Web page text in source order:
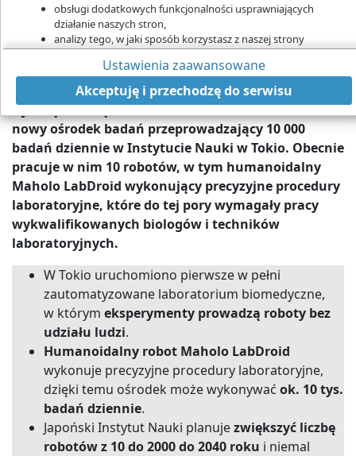
Człowiek będzie projektował badania i analizował wyniki. Robot zajmie się
pracą przy probówkach
Z pozoru to klasyczne laboratorium medyczne.
Z jedną różnicą – nie ma w nim ludzi. Tak działa
nowy ośrodek badań przeprowadzający 10 000
badań dziennie w Instytucie Nauki w Tokio. Obecnie
pracuje w nim 10 robotów, w tym humanoidalny
Maholo LabDroid wykonujący precyzyjne procedury
laboratoryjne, które do tej pory wymagały pracy
wykwalifikowanych biologów i techników
laboratoryjnych.
W Tokio uruchomiono pierwsze w pełni
zautomatyzowane laboratorium biomedyczne,
w którym eksperymenty prowadzą roboty bez
udziału ludzi.
Humanoidalny robot Maholo LabDroid
wykonuje precyzyjne procedury laboratoryjne,
dzięki temu ośrodek może wykonywać ok. 10 tys.
badań dziennie.
Japoński Instytut Nauki planujezwiększyć liczbę
robotów z 10 do 2000 do 2040 roku i niemal
obsługi dodatkowych funkcjonalności usprawniających
działanie naszych stron,
analizy tego, w jaki sposób korzystasz z naszej strony
marketingu bezpośredniego,
udostępniania funkcji mediów społecznościowych.
Kliknij „Akceptuję i przechodzę do strony”, aby wyrazić zgodę
na przetwarzanie przez nas i naszych partnerów Twoich
danych w powyższych celach.
Pamiętaj, że wyrażenie zgody jest dobrowolne, a wyrażoną zgodę
możesz w każdej chwili cofnąć, możesz też wycofać zgodę na
przetwarzanie Twoich danych tylko w niektórych celach. Jeżeli
chcesz dowiedzieć się więcej lub chcesz przeprowadzić konfigurację
szczegółową - możesz tego dokonać za pomocą „Ustawień
zaawansowanych”.
Więcej informacji na temat wykorzystywania narzędzi zewnętrznych
Ustawienia zaawansowane
Akceptuję i przechodzę do serwisu